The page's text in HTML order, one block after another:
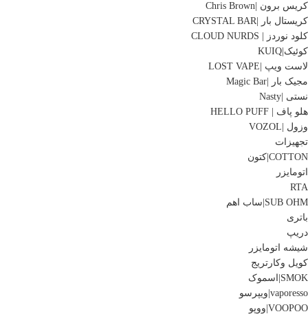
کریس برون |Chris Brown
کریستال بار |CRYSTAL BAR
کلود نوردز | CLOUD NURDS
کوئیک|KUIQ
لاست ویپ |LOST VAPE
مجیک بار |Magic Bar
نستی |Nasty
هلو پاف | HELLO PUFF
وزول |VOZOL
تجهیزات
COTTON|کتون
اتومایزر
RTA
SUB OHM|ساب اهم
باتری
دریپ
شیشه اتومایزر
کویل وکارتریج
SMOK|اسموک
vaporesso|ویپرسو
VOOPOO|ووپو